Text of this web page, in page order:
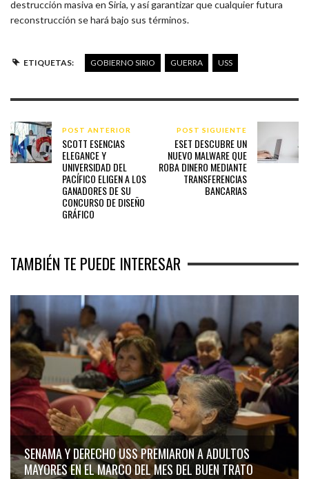
destrucción masiva en Siria, y así garantizar que cualquier futura
reconstrucción se hará bajo sus términos.
ETIQUETAS: GOBIERNO SIRIO GUERRA USS
POST ANTERIOR
SCOTT ESENCIAS
ELEGANCE Y
UNIVERSIDAD DEL
PACÍFICO ELIGEN A LOS
GANADORES DE SU
CONCURSO DE DISEÑO
GRÁFICO
POST SIGUIENTE
ESET DESCUBRE UN
NUEVO MALWARE QUE
ROBA DINERO MEDIANTE
TRANSFERENCIAS
BANCARIAS
TAMBIÉN TE PUEDE INTERESAR
SENAMA Y DERECHO USS PREMIARON A ADULTOS
MAYORES EN EL MARCO DEL MES DEL BUEN TRATO